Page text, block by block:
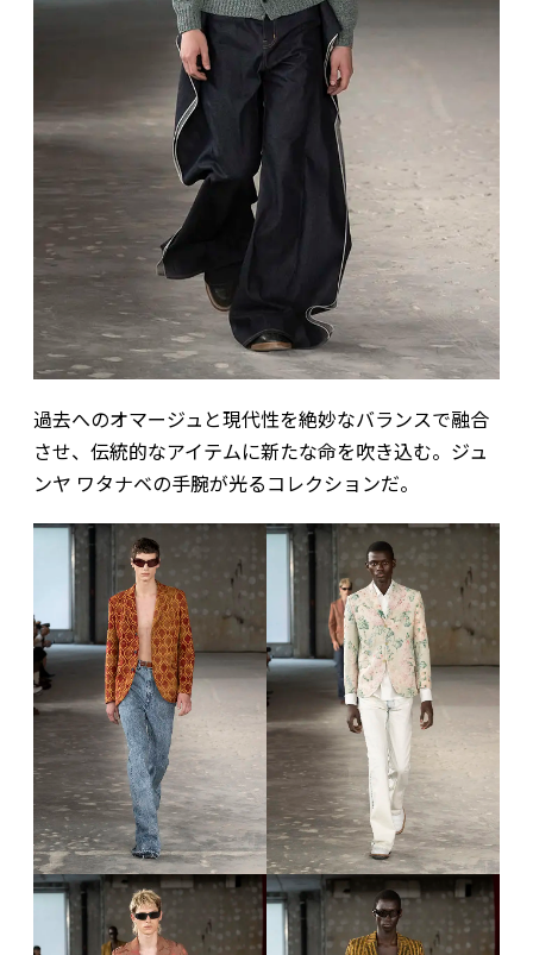
過去へのオマージュと現代性を絶妙なバランスで融合
させ、伝統的なアイテムに新たな命を吹き込む。ジュ
ンヤ ワタナベの手腕が光るコレクションだ。